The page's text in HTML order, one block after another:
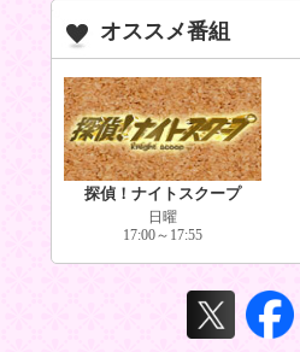
オススメ番組
探偵！ナイトスクープ
日曜
17:00～17:55